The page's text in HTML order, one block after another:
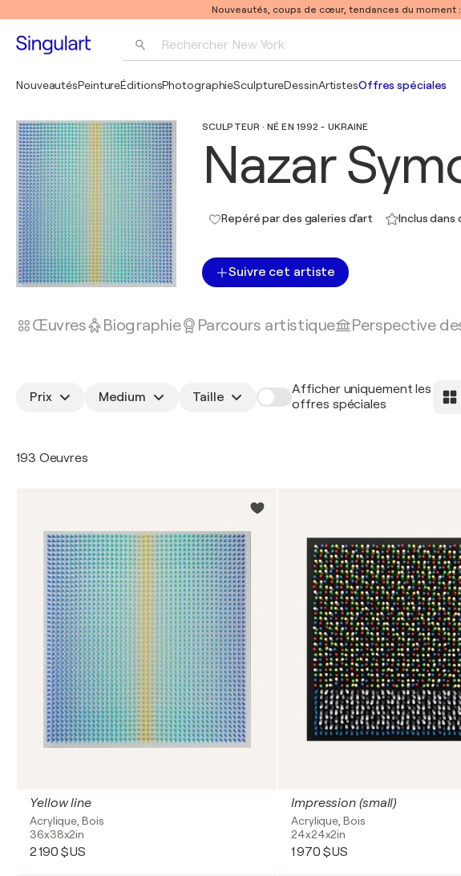
Nouveautés, coups de cœur, tendances du moment :
Rechercher New York
NouveautésPeintureÉditionsPhotographieSculptureDessinArtistesOffres spéciales
SCULPTEUR · NÉ EN 1992 - UKRAINE
Nazar
Repéré par des galeries d'art Inclus dans
Suivre cet artiste
Œuvres Biographie Parcours artistique Perspective
Prix Medium Taille
Afficher uniquement les
offres spéciales
193 Oeuvres
Yellow line
Acrylique, Bois
36x38x2in
2 190 $US
Impression (small)
Acrylique, Bois
24x24x2in
1 970 $US